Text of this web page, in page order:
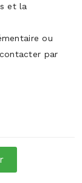
et la
ou
par